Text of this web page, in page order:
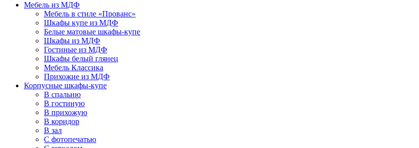
Мебель из МДФ
Мебель в стиле «Прованс»
Шкафы купе из МДФ
Белые матовые шкафы-купе
Шкафы из МДФ
Гостиные из МДФ
Шкафы белый глянец
Мебель Классика
Прихожие из МДФ
Корпусные шкафы-купе
В спальню
В гостиную
В прихожую
В коридор
В зал
С фотопечатью